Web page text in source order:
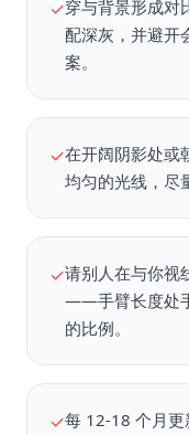
✓穿与背景形成
配深灰，并避开
案。
✓在开阔阴影处或
均匀的光线，尽
✓请别人在与你视
——手臂长度处
的比例。
✓每 12-18 个月